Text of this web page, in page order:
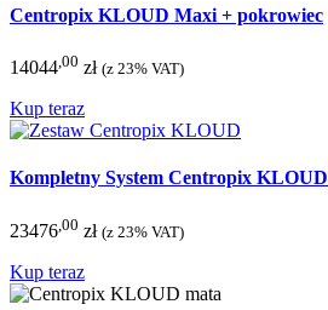
Centropix KLOUD Maxi + pokrowiec
14044 ,00 zł (z 23% VAT)
Kup teraz
Kompletny System Centropix KLOUD
23476 ,00 zł (z 23% VAT)
Kup teraz